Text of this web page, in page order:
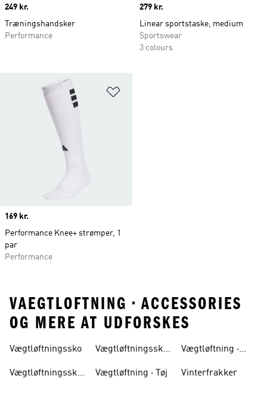
Price
249 kr.
Træningshandsker
Performance
Price
279 kr.
Linear sportstaske, medium
Sportswear
3 colours
Price
169 kr.
Performance Knee+ strømper, 1
par
Performance
VAEGTLOFTNING • ACCESSORIES
OG MERE AT UDFORSKES
Vægtløftningssko
Vægtløftningssko
Vægtløftningssko
Vægtløftning · Tøj
Vægtløftning ·
Vinterfrakker